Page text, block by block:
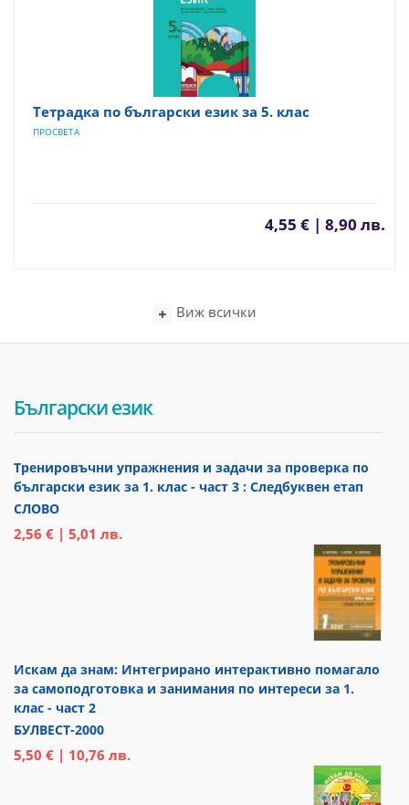
Тетрадка по български език за 5. клас
ПРОСВЕТА
4,55 € | 8,90 лв.
Виж всички
Български език
Тренировъчни упражнения и задачи за проверка по
български език за 1. клас - част 3 : Следбуквен етап
СЛОВО
2,56 € | 5,01 лв.
Искам да знам: Интегрирано интерактивно помагало
за самоподготовка и занимания по интереси за 1.
клас - част 2
БУЛВЕСТ-2000
5,50 € | 10,76 лв.